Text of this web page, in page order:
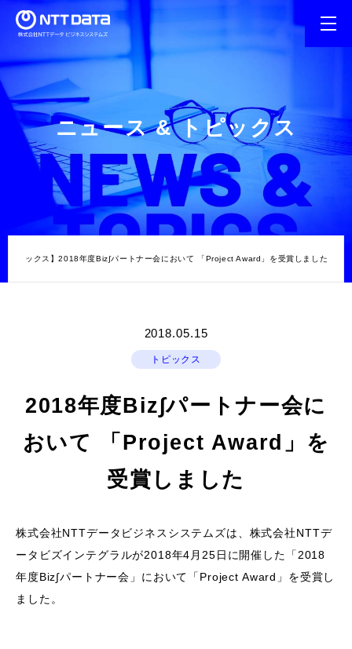
ニュース & トピックス
【トピックス】2018年度Biz∫パートナー会において 「Project Award」を受賞しました
2018.05.15
トピックス
2018年度Biz∫パートナー会に
おいて 「Project Award」を
受賞しました
株式会社NTTデータビジネスシステムズは、株式会社NTTデ
ータビズインテグラルが2018年4月25日に開催した「2018
年度Biz∫パートナー会」において「Project Award」を受賞し
ました。